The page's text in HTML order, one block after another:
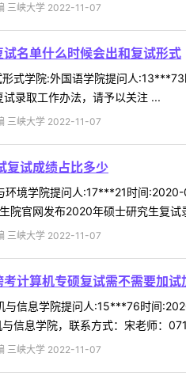
三峡大学 2022-11-07
名单什么时候会出和复试形式
式学院:外国语学院提问人
录取工作办法，请予以关注 ...
三峡大学 2022-11-07
复试成绩占比多少
环境学院提问人:17***21时间
院官网发布2020年硕士研究生复试
三峡大学 2022-11-07
计算机专硕复试需不需要加试
与信息学院提问人:15***76时间
与信息学院，联系方式：宋老师：
三峡大学 2022-11-07